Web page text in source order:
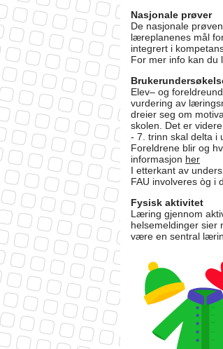
Nasjonale prøver
De nasjonale
læreplanenes mål
integrert i
For mer info kan du
Elev– og
vurdering av
dreier seg om
skolen. Det er
- 7. trinn skal delta i
Foreldrene blir og
informasjon her
I etterkant av
FAU involveres òg i
Fysisk aktivitet
Læring gjennom
helsemeldinger sier
være en sentral